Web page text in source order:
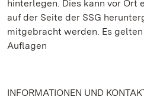
hinterlegen. Dies kann vor Ort
auf der Seite der SSG
mitgebracht werden. Es
Auflagen
INFORMATIONEN UND